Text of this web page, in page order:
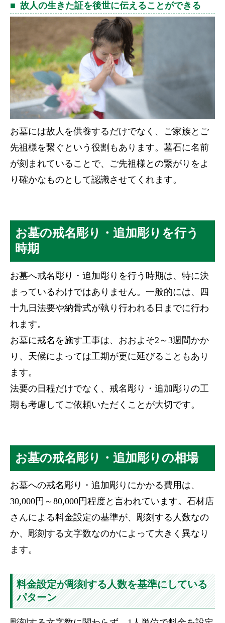
故人の生きた証を後世に伝えることができる
お墓には故人を供養するだけでなく、ご家族とご
先祖様を繋ぐという役割もあります。墓石に名前
が刻まれていることで、ご先祖様との繋がりをよ
り確かなものとして認識させてくれます。
お墓の戒名彫り・追加彫りを行う
時期
お墓へ戒名彫り・追加彫りを行う時期は、特に決
まっているわけではありません。一般的には、四
十九日法要や納骨式が執り行われる日までに行わ
れます。
お墓に戒名を施す工事は、おおよそ2～3週間かか
り、天候によっては工期が更に延びることもあり
ます。
法要の日程だけでなく、戒名彫り・追加彫りの工
期も考慮してご依頼いただくことが大切です。
お墓の戒名彫り・追加彫りの相場
お墓への戒名彫り・追加彫りにかかる費用は、
30,000円～80,000円程度と言われています。石材店
さんによる料金設定の基準が、彫刻する人数なの
か、彫刻する文字数なのかによって大きく異なり
ます。
料金設定が彫刻する人数を基準にしている
パターン